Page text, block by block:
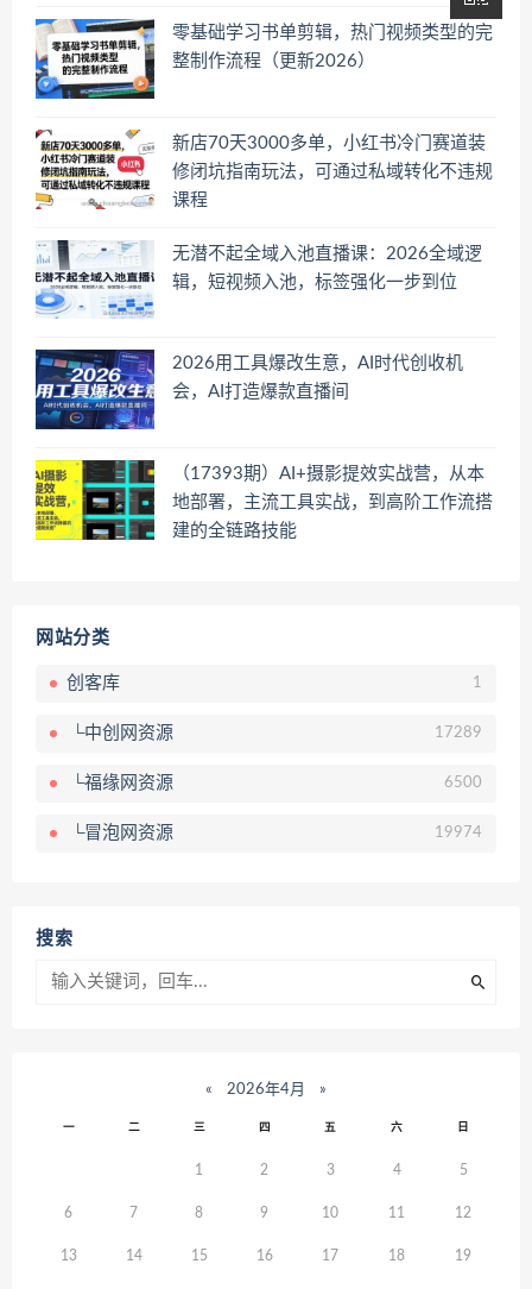
零基础学习书单剪辑，热门视频类型的完
整制作流程（更新2026）
新店70天3000多单，小红书冷门赛道装
修闭坑指南玩法，可通过私域转化不违规
课程
无潜不起全域入池直播课：2026全域逻
辑，短视频入池，标签强化一步到位
2026用工具爆改生意，AI时代创收机
会，AI打造爆款直播间
（17393期）AI+摄影提效实战营，从本
地部署，主流工具实战，到高阶工作流搭
建的全链路技能
网站分类
创客库 1
└中创网资源 17289
└福缘网资源 6500
└冒泡网资源 19974
搜索
« 2026年4月 »
一 二 三 四 五 六 日
1 2 3 4 5
6 7 8 9 10 11 12
13 14 15 16 17 18 19